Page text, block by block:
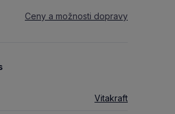
Ceny a možnosti dopravy
Vitakraft